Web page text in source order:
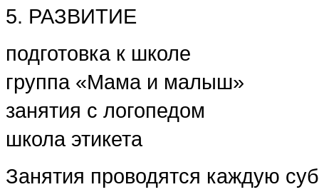
5. РАЗВИТИЕ
подготовка к школе
группа «Мама и малыш»
занятия с логопедом
школа этикета
Занятия проводятся каждую